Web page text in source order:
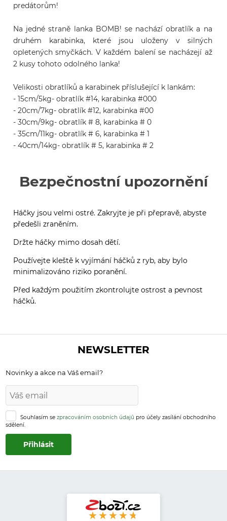
predátorům!
Na jedné straně lanka BOMB! se nachází obratlík a na
druhém karabinka, které jsou uloženy v silných
opletených smyčkách. V každém balení se nacházejí až
2 kusy tohoto odolného lanka!
Velikosti obratlíků a karabinek příslušející k lankám:
- 15cm/5kg- obratlík #14, karabinka #000
- 20cm/7kg- obratlík #12, karabinka #00
- 30cm/9kg- obratlík # 8, karabinka # 0
- 35cm/11kg- obratlík # 6, karabinka # 1
- 40cm/14kg- obratlík # 5, karabinka # 2
Bezpečnostní upozornění
Háčky jsou velmi ostré. Zakryjte je při přepravě, abyste
předešli zraněním.
Držte háčky mimo dosah dětí.
Používejte kleště k vyjímání háčků z ryb, aby bylo
minimalizováno riziko poranění.
Před každým použitím zkontrolujte ostrost a pevnost
háčků.
NEWSLETTER
Novinky a akce na Váš email?
Souhlasím se zpracováním osobních údajů pro účely zasílání obchodního
sdělení.